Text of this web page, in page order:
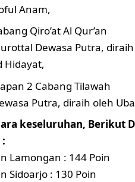
Anam,
Qiro’at Al Qur’an
Dewasa Putra, diraih
Hidayat,
2 Cabang Tilawah
Putra, diraih oleh
keseluruhan, Berikut
Lamongan : 144 Poin
Sidoarjo : 130 Poin